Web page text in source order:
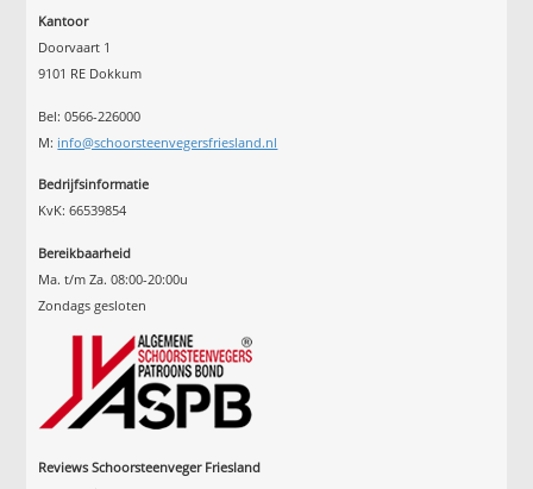
Kantoor
Doorvaart 1
9101 RE Dokkum
Bel: 0566-226000
M: info@schoorsteenvegersfriesland.nl
Bedrijfsinformatie
KvK: 66539854
Bereikbaarheid
Ma. t/m Za. 08:00-20:00u
Zondags gesloten
Reviews Schoorsteenveger Friesland